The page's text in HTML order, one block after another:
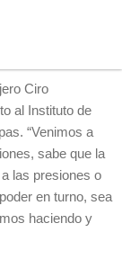
Ciro
al Instituto de
“Venimos a
sabe que la
las presiones o
en turno, sea
haciendo y